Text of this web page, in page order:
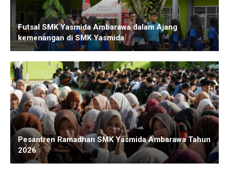
Futsal SMK Yasmida Ambarawa dalam Ajang
kemenangan di SMK Yasmida
Pesantren Ramadhan SMK Yasmida Ambarawa Tahun
2026